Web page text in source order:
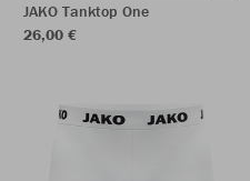
JAKO Tanktop One
26,00 €